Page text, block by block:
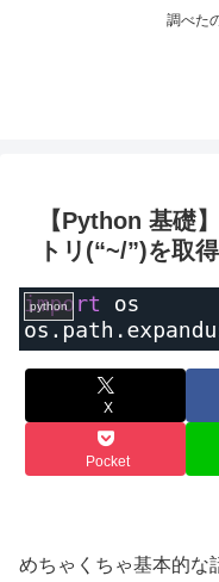
調べた
【Python 基礎
トリ(“~/”)を取
python
X
Pocket
めちゃくちゃ基本的な